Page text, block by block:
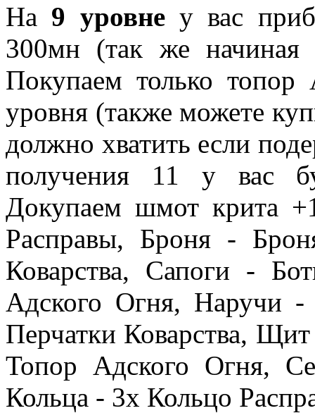
На 9 уровнеу вас
300мн (так же
Покупаем только
уровня (также можете
должно хватить если
получения 11 у вас
Докупаем шмот крита
Расправы, Броня -
Коварства, Сапоги -
Адского Огня, Наручи
Перчатки Коварства,
Топор Адского Огня,
Кольца - 3х Кольцо